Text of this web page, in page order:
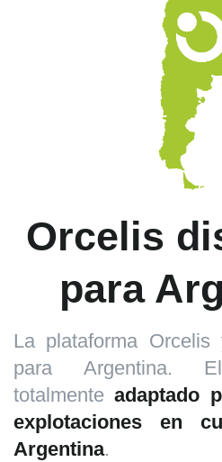
Orcelis
para
La plataforma
para Argentina.
totalmenteadaptado
explotaciones en
Argentina.